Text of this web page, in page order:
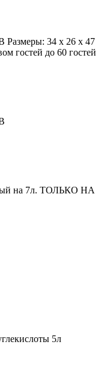
Размеры: 34 х 26 х 47
гостей до 60 гостей
на 7л. ТОЛЬКО НА
5л